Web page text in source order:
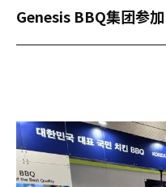
Genesis BBQ集团参